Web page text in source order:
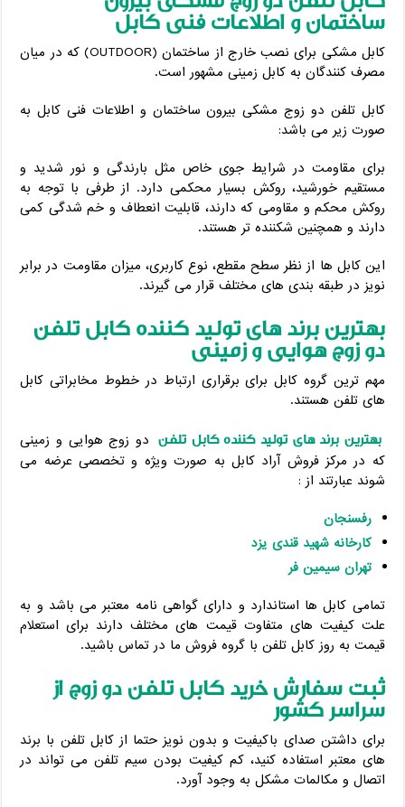
ساختمان و اطلاعات فنی کابل
کابل مشکی برای نصب خارج از ساختمان (OUTDOOR) که در میان
مصرف کنندگان به کابل زمینی مشهور است.
کابل تلفن دو زوج مشکی بیرون ساختمان و اطلاعات فنی کابل به
صورت زیر می باشد:
برای مقاومت در شرایط جوی خاص مثل بارندگی و نور شدید و
مستقیم خورشید، روکش بسیار محکمی دارد. از طرفی با توجه به
روکش محکم و مقاومی که دارند، قابلیت انعطاف و خم شدگی کمی
دارند و همچنین شکننده تر هستند.
این کابل ها از نظر سطح مقطع، نوع کاربری، میزان مقاومت در برابر
نویز در طبقه بندی های مختلف قرار می گیرند.
بهترین برند های تولید کننده کابل تلفن
دو زوج هوایی و زمینی
مهم ترین گروه کابل برای برقراری ارتباط در خطوط مخابراتی کابل
های تلفن هستند.
بهترین برند های تولید کننده کابل تلفن دو زوج هوایی و زمینی
که در مرکز فروش آراد کابل به صورت ویژه و تخصصی عرضه می
شوند عبارتند از :
رفسنجان
کارخانه شهید قندی یزد
تهران سیمین فر
تمامی کابل ها استاندارد و دارای گواهی نامه معتبر می باشد و به
علت کیفیت های متفاوت قیمت های مختلف دارند برای استعلام
قیمت به روز کابل تلفن با گروه فروش ما در تماس باشید.
ثبت سفارش خرید کابل تلفن دو زوج از
سراسر کشور
برای داشتن صدای باکیفیت و بدون نویز حتما از کابل تلفن با برند
های معتبر استفاده کنید، کم کیفیت بودن سیم تلفن می تواند در
اتصال و مکالمات مشکل به وجود آورد.